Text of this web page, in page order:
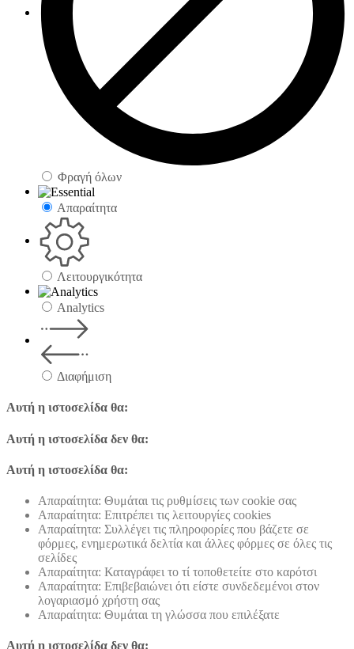
Φραγή όλων
Απαραίτητα
Λειτουργικότητα
Analytics
Διαφήμιση
Αυτή η ιστοσελίδα θα:
Αυτή η ιστοσελίδα δεν θα:
Αυτή η ιστοσελίδα θα:
Απαραίτητα: Θυμάται τις ρυθμίσεις των cookie σας
Απαραίτητα: Επιτρέπει τις λειτουργίες cookies
Απαραίτητα: Συλλέγει τις πληροφορίες που βάζετε σε
φόρμες, ενημερωτικά δελτία και άλλες φόρμες σε όλες τις
σελίδες
Απαραίτητα: Καταγράφει το τί τοποθετείτε στο καρότσι
Απαραίτητα: Επιβεβαιώνει ότι είστε συνδεδεμένοι στον
λογαριασμό χρήστη σας
Απαραίτητα: Θυμάται τη γλώσσα που επιλέξατε
Αυτή η ιστοσελίδα δεν θα: